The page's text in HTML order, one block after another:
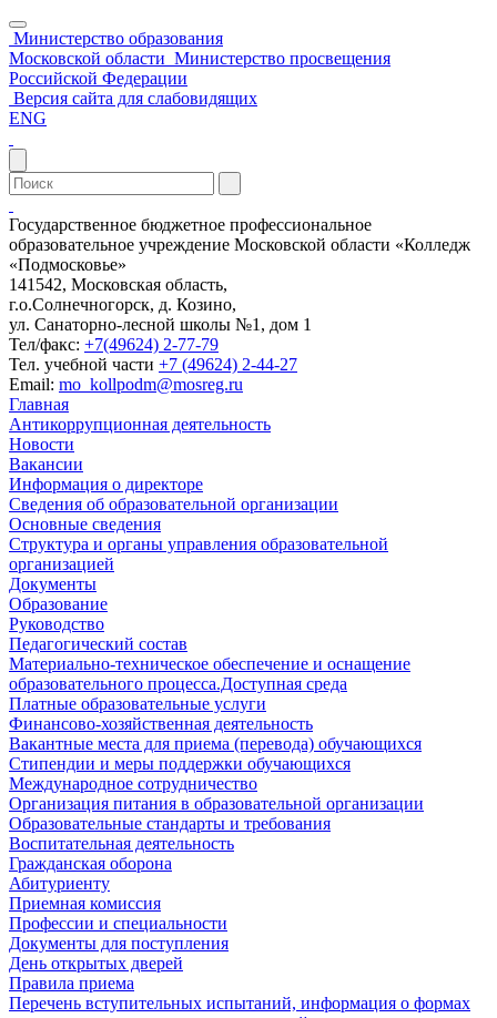
Министерство образования
Московской области Министерство просвещения
Российской Федерации
Версия сайта для слабовидящих
ENG
Государственное бюджетное профессиональное
образовательное учреждение Московской области «Колледж
«Подмосковье»
141542, Московская область,
г.о.Солнечногорск, д. Козино,
ул. Санаторно-лесной школы №1, дом 1
Тел/факс: +7(49624) 2-77-79
Тел. учебной части +7 (49624) 2-44-27
Email: mo_kollpodm@mosreg.ru
Главная
Антикоррупционная деятельность
Новости
Вакансии
Информация о директоре
Сведения об образовательной организации
Основные сведения
Структура и органы управления образовательной
организацией
Документы
Образование
Руководство
Педагогический состав
Материально-техническое обеспечение и оснащение
образовательного процесса.Доступная среда
Платные образовательные услуги
Финансово-хозяйственная деятельность
Вакантные места для приема (перевода) обучающихся
Стипендии и меры поддержки обучающихся
Международное сотрудничество
Организация питания в образовательной организации
Образовательные стандарты и требования
Воспитательная деятельность
Гражданская оборона
Абитуриенту
Приемная комиссия
Профессии и специальности
Документы для поступления
День открытых дверей
Правила приема
Перечень вступительных испытаний, информация о формах